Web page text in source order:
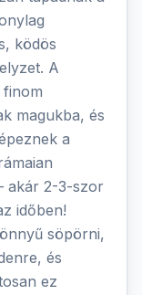
ködös
A
finom
magukba, és
a
akár 2-3-szor
időben!
söpörni,
és
ez